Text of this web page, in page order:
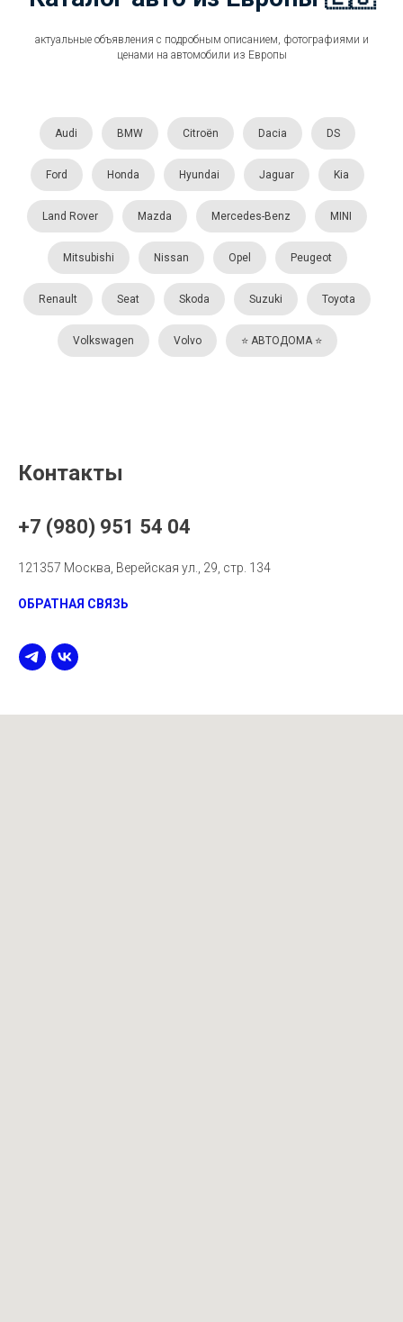
актуальные объявления с подробным описанием, фотографиями и
ценами на автомобили из Европы
Audi BMW Citroën Dacia DS
Ford Honda Hyundai Jaguar Kia
Land Rover Mazda Mercedes-Benz MINI
Mitsubishi Nissan Opel Peugeot
Renault Seat Skoda Suzuki Toyota
Volkswagen Volvo ⭐️ АВТОДОМА ⭐️
Контакты
+7 (980) 951 54 04
121357 Москва, Верейская ул., 29, стр. 134
ОБРАТНАЯ СВЯЗЬ